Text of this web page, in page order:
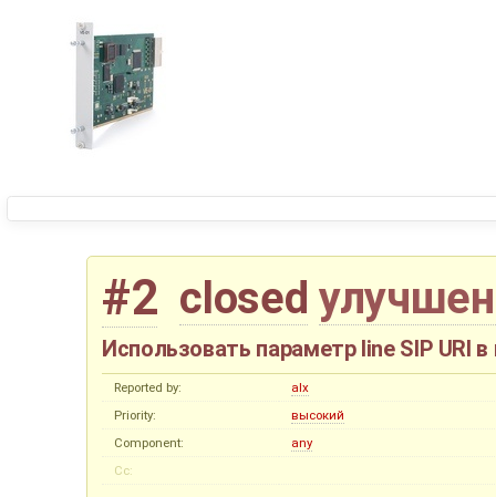
#2 closed
Использовать параметр line SIP URI
Reported by:
alx
Priority:
высокий
Component:
any
Cc: